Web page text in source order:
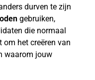
durven te zijn
gebruiken,
die normaal
om het creëren van
waarom jouw